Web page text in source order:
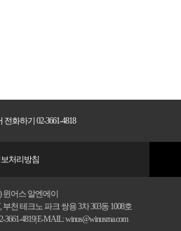
전화하기 02-3661-4818
처리방침
윈어스 알엔에이
천 테크노 파크 쌍용 3차 303동 1008호
3661-4819| E-MAIL: winus@winusrna.com